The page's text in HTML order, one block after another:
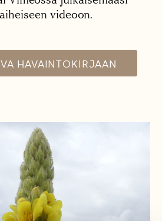
videoon.
HAVAINTOKIRJAAN